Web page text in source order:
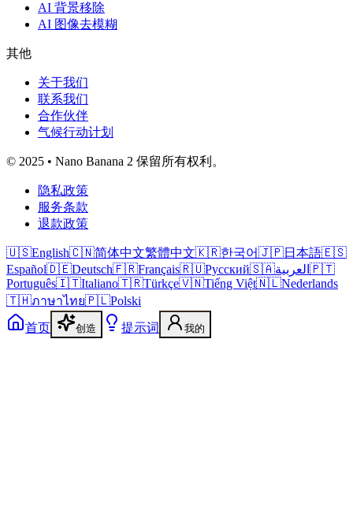
AI 背景移除
AI 图像去模糊
其他
关于我们
联系我们
合作伙伴
气候行动计划
© 2025 • Nano Banana 2 保留所有权利。
隐私政策
服务条款
退款政策
🇺🇸English🇨🇳简体中文繁體中文🇰🇷한국어🇯🇵日本語🇪🇸
Español🇩🇪Deutsch🇫🇷Français🇷🇺Русский🇸🇦العربية 🇵🇹
Português🇮🇹Italiano🇹🇷Türkçe🇻🇳Tiếng Việt🇳🇱Nederlands
🇹🇭ภาษาไทย🇵🇱Polski
首页
创造 提示词 我的